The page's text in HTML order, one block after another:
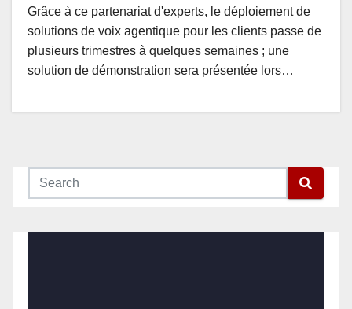
Grâce à ce partenariat d'experts, le déploiement de
solutions de voix agentique pour les clients passe de
plusieurs trimestres à quelques semaines ; une
solution de démonstration sera présentée lors…